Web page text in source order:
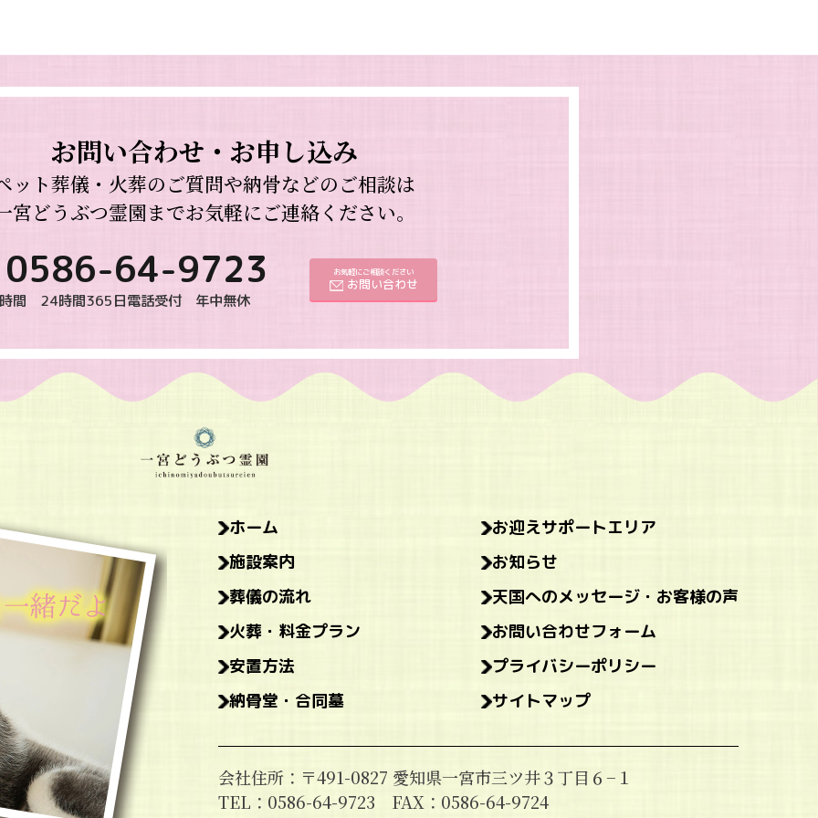
お問い合わせ・お申し込み
ット葬儀・火葬のご質問や納骨などのご相談は
宮どうぶつ霊園までお気軽にご連絡ください。
0586-64-9723
間 24時間365日電話受付 年中無休
お気軽にご相談ください
お問い合わせ
ホーム
施設案内
葬儀の流れ
火葬・料金プラン
安置方法
納骨堂・合同墓
お迎えサポートエリア
お知らせ
天国へのメッセージ・お客様の声
お問い合わせフォーム
プライバシーポリシー
サイトマップ
会社住所：〒491-0827 愛知県一宮市三ツ井３丁目６−１
TEL：0586-64-9723 FAX：0586-64-9724